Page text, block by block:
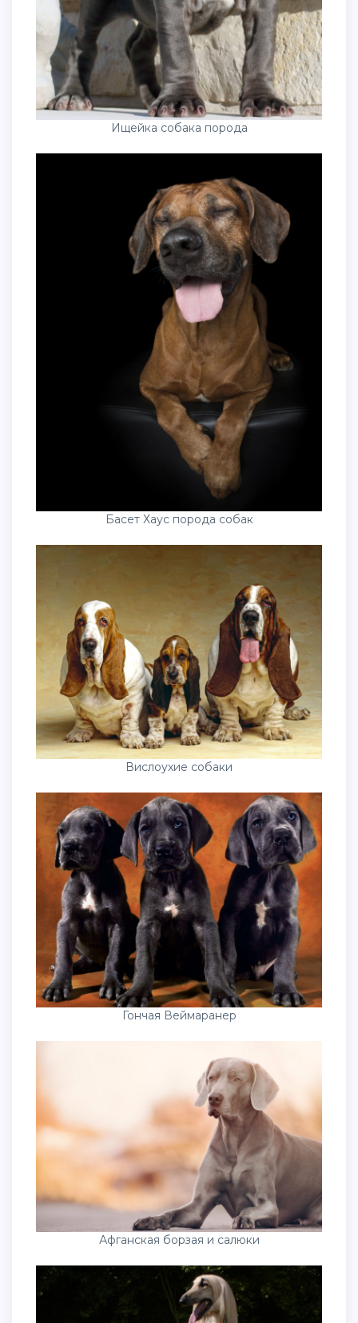
Ищейка собака порода
Басет Хаус порода собак
Вислоухие собаки
Гончая Веймаранер
Афганская борзая и салюки